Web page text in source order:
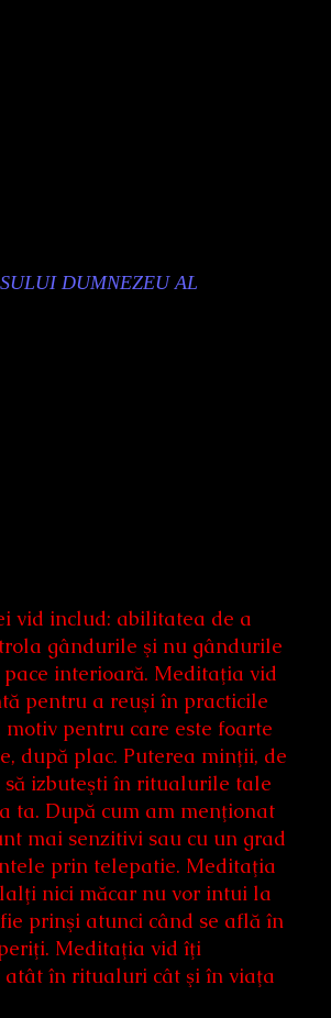
DUMNEZEU AL
vid includ: abilitatea de a
gândurile şi nu gândurile
interioară. Meditaţia vid
pentru a reuşi în practicile
pentru care este foarte
după plac. Puterea minţii, de
să izbuteşti în ritualurile tale
ta. După cum am menţionat
mai senzitivi sau cu un grad
prin telepatie. Meditaţia
nici măcar nu vor intui la
prinşi atunci când se află în
Meditaţia vid îţi
în ritualuri cât şi în viaţa